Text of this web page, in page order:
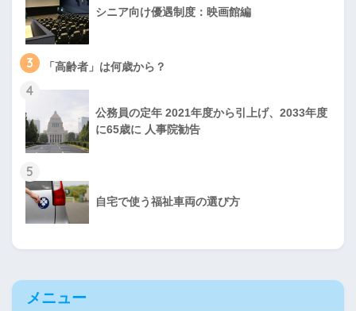
シニア向け優遇制度：映画館編
3 「高齢者」は何歳から？
4
公務員の定年 2021年度から引上げ、2033年度
に65歳に 人事院勧告
5
自宅で使う福祉車両の選び方
メニュー